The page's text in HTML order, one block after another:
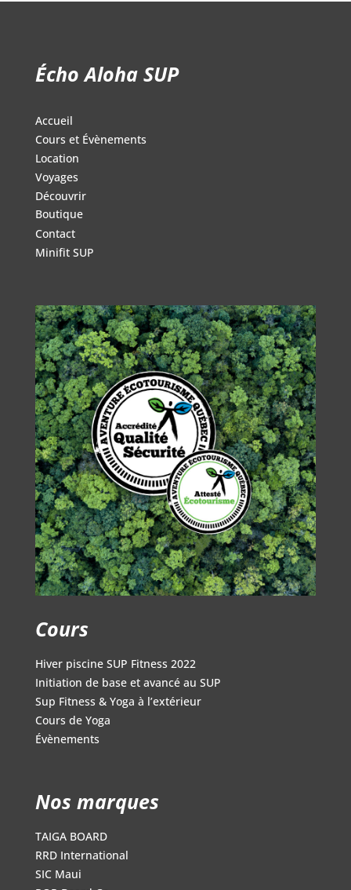
Écho Aloha SUP
Accueil
Cours et Évènements
Location
Voyages
Découvrir
Boutique
Contact
Minifit SUP
Cours
Hiver piscine SUP Fitness 2022
Initiation de base et avancé au SUP
Sup Fitness & Yoga à l’extérieur
Cours de Yoga
Évènements
Nos marques
TAIGA BOARD
RRD International
SIC Maui